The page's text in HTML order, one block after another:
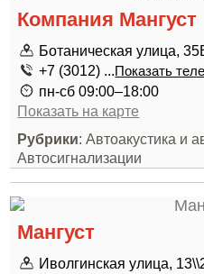
Компания Мангуст
Ботаническая улица,
+7 (3012) ...Показать
пн-сб 09:00–18:00
Показать на карте
Рубрики: Автоакустика и
Автосигнализации
Мангуст
Иволгинская улица,